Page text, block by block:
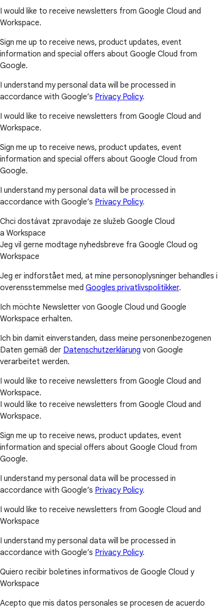
I would like to receive newsletters from Google Cloud and
Workspace.
Sign me up to receive news, product updates, event
information and special offers about Google Cloud from
Google.
I understand my personal data will be processed in
accordance with Google’s Privacy Policy.
I would like to receive newsletters from Google Cloud and
Workspace.
Sign me up to receive news, product updates, event
information and special offers about Google Cloud from
Google.
I understand my personal data will be processed in
accordance with Google’s Privacy Policy.
Chci dostávat zpravodaje ze služeb Google Cloud
a Workspace
Jeg vil gerne modtage nyhedsbreve fra Google Cloud og
Workspace
Jeg er indforstået med, at mine personoplysninger behandles i
overensstemmelse med Googles privatlivspolitikker.
Ich möchte Newsletter von Google Cloud und Google
Workspace erhalten.
Ich bin damit einverstanden, dass meine personenbezogenen
Daten gemäß der Datenschutzerklärung von Google
verarbeitet werden.
I would like to receive newsletters from Google Cloud and
Workspace.
I would like to receive newsletters from Google Cloud and
Workspace.
Sign me up to receive news, product updates, event
information and special offers about Google Cloud from
Google.
I understand my personal data will be processed in
accordance with Google’s Privacy Policy.
I would like to receive newsletters from Google Cloud and
Workspace
I understand my personal data will be processed in
accordance with Google’s Privacy Policy.
Quiero recibir boletines informativos de Google Cloud y
Workspace
Acepto que mis datos personales se procesen de acuerdo